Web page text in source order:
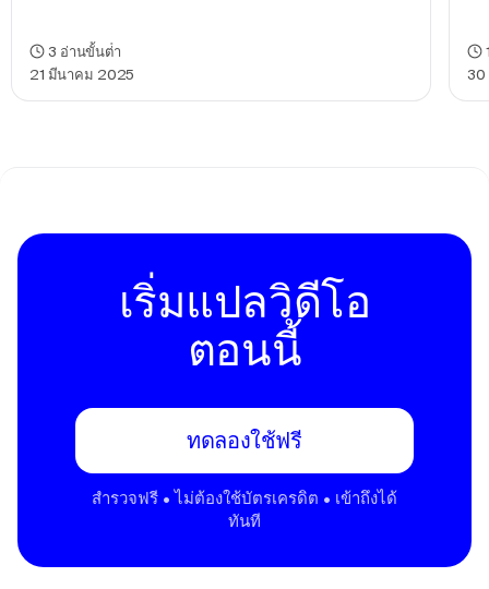
21 มีนาคม 2025
3 อ่านขั้นต่ํา
30
เริ่มแปลวิดีโอ
ตอนนี้
ทดลองใช้ฟรี
สํารวจฟรี • ไม่ต้องใช้บัตรเครดิต • เข้าถึงได้
ทันที